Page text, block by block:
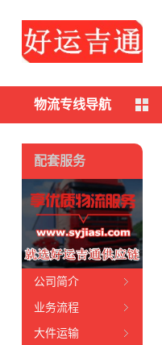
物流专线导航
配套服务
公司简介
业务流程
大件运输